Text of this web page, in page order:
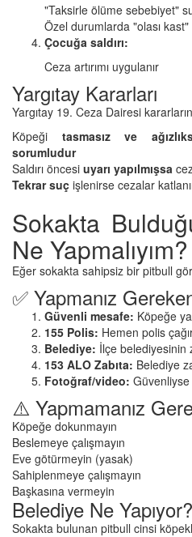
"Taksirle ölüme sebebiyet"
Özel durumlarda "olası
Çocuğa saldırı:
Ceza artırımı uygulanır
Yargıtay Kararları
Yargıtay 19. Ceza Dairesi
Köpeği tasmasız ve
sorumludur
Saldırı öncesi uyarı yapılmışsa
Tekrar suç işlenirse cezalar
Sokakta
Ne Yapmalıyım?
Eğer sokakta sahipsiz bir pitbull
✅ Yapmanız
Güvenli mesafe: Köpeğe
155 Polis: Hemen polis
Belediye: İlçe belediyesinin
153 ALO Zabıta: Belediye
Fotoğraf/video:
⚠️ Yapmamanız
Köpeğe dokunmayın
Beslemeye çalışmayın
Eve götürmeyin (yasak)
Sahiplenmeye çalışmayın
Başkasına vermeyin
Belediye Ne Yapıyor?
Sokakta bulunan pitbull cinsi